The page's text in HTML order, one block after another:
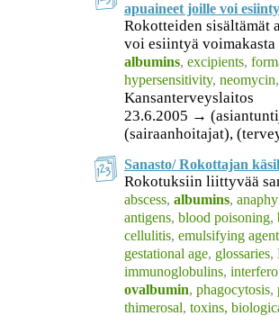
apuaineet joille voi
Rokotteiden sisältämät
voi esiintyä
albumins, excipients,
hypersensitivity, neomycin
Kansanterveyslaitos
23.6.2005 →
(sairaanhoitajat),
Sanasto/ Rokottajan
Rokotuksiin liittyvää
abscess, albumins,
antigens, blood poisoning,
cellulitis, emulsifying
gestational age, glossaries,
immunoglobulins,
ovalbumin, phagocytosis,
thimerosal, toxins,